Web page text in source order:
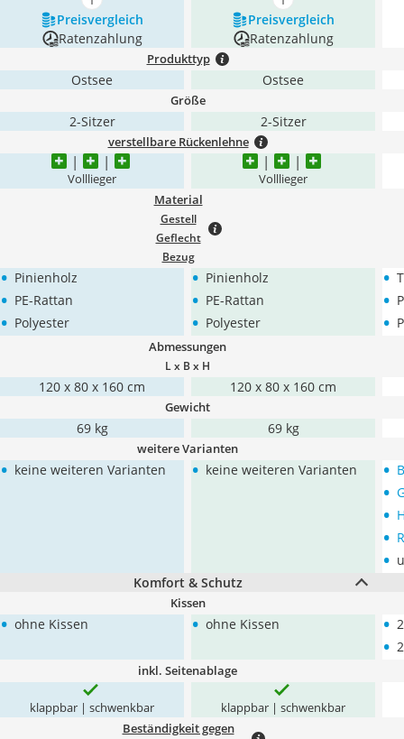
mehr anzeigen
mehr anzeigen
Preis­vergleich
Preis­vergleich
Ratenzahlung
Ratenzahlung
Produkttyp
Ostsee Ostsee
Größe
2-Sitzer 2-Sitzer
verstellbare Rückenlehne
Volllieger Volllieger
Material
Gestell
Geflecht
Bezug
• Pinienholz
• PE-Rattan
• Polyester
• Pinienholz
• PE-Rattan
• Polyester
•
•
•
Abmessungen
L x B x H
120 x 80 x 160 cm 120 x 80 x 160 cm
Gewicht
69 kg 69 kg
weitere Varianten
• keine weiteren Varianten • keine weiteren Varianten •
•
•
•
•
Komfort & Schutz
Kissen
• ohne Kissen • ohne Kissen •
•
inkl. Seitenablage
klappbar | schwenkbar klappbar | schwenkbar
Beständigkeit gegen